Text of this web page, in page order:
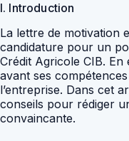
I. Introduction
La lettre de motivation
candidature pour un
Crédit Agricole CIB.
avant ses
l’entreprise. Dans cet
conseils pour rédiger
convaincante.